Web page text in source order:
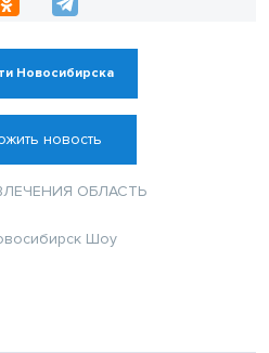
Новосибирска
новость
ОБЛАСТЬ
Шоу